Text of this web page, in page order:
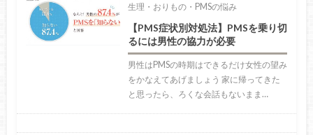
生理・おりもの・PMSの悩み
【PMS症状別対処法】PMSを乗り切
るには男性の協力が必要
男性はPMSの時期はできるだけ女性の望み
をかなえてあげましょう 家に帰ってきた
と思ったら、ろくな会話もないまま…